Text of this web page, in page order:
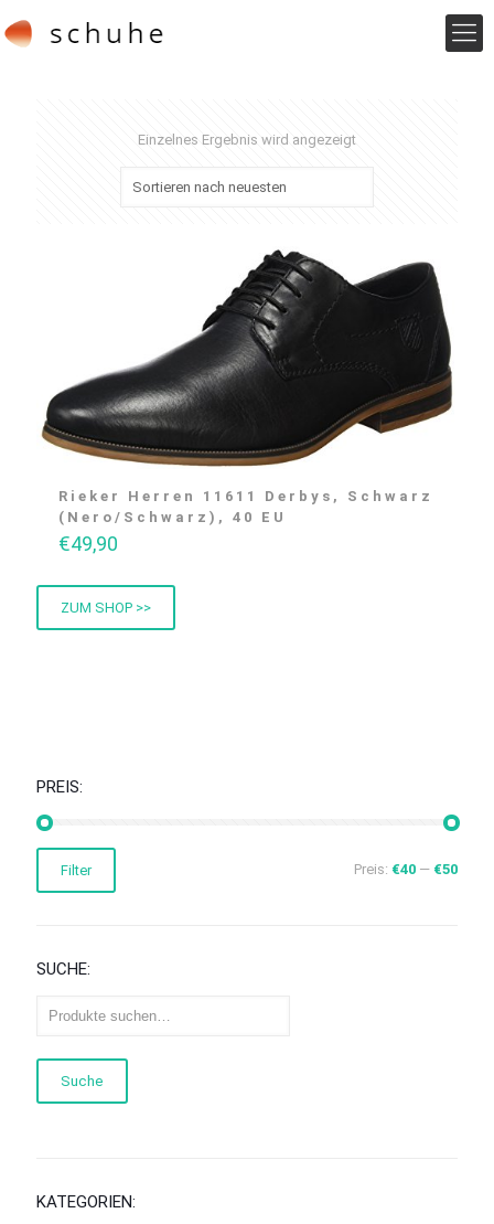
Einzelnes Ergebnis wird angezeigt
Rieker Herren 11611 Derbys, Schwarz
(Nero/Schwarz), 40 EU
€49,90
ZUM SHOP >>
PREIS:
Preis
PreisFilter Preis: €40 — €50
SUCHE:
Suche
KATEGORIEN: